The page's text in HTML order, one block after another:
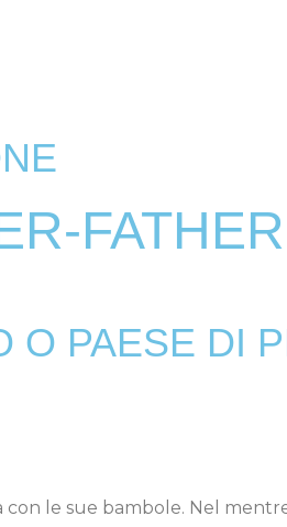
O PAESE DI
con le sue bambole. Nel